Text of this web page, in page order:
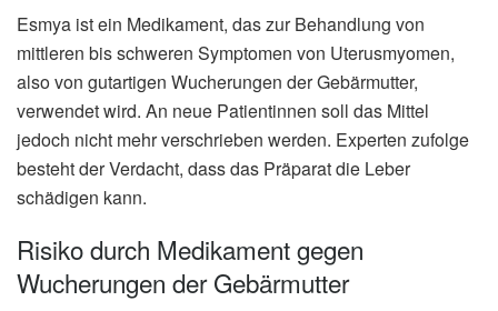
Esmya ist ein Medikament, das zur Behandlung von
mittleren bis schweren Symptomen von Uterusmyomen,
also von gutartigen Wucherungen der Gebärmutter,
verwendet wird. An neue Patientinnen soll das Mittel
jedoch nicht mehr verschrieben werden. Experten zufolge
besteht der Verdacht, dass das Präparat die Leber
schädigen kann.
Risiko durch Medikament gegen
Wucherungen der Gebärmutter